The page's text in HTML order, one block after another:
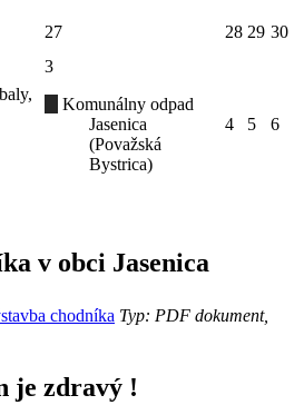
27 28 29 30
3
Komunálny odpad
Jasenica
(Považská
Bystrica)
4 5 6
v obci Jasenica
chodníka Typ: PDF dokument,
je zdravý !